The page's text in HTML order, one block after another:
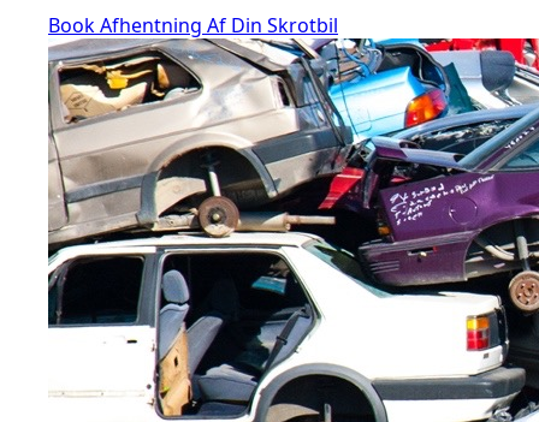
Book Afhentning Af Din Skrotbil